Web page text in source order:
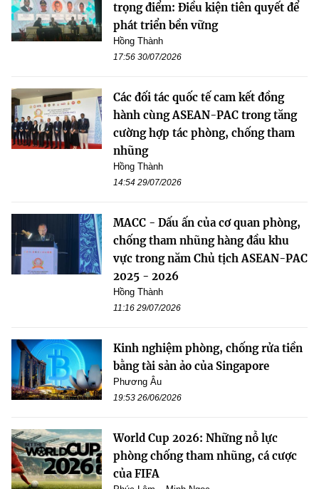
trọng điểm: Điều kiện tiên quyết để
phát triển bền vững
Hồng Thành
17:56 30/07/2026
Các đối tác quốc tế cam kết đồng
hành cùng ASEAN-PAC trong tăng
cường hợp tác phòng, chống tham
nhũng
Hồng Thành
14:54 29/07/2026
MACC - Dấu ấn của cơ quan phòng,
chống tham nhũng hàng đầu khu
vực trong năm Chủ tịch ASEAN-PAC
2025 - 2026
Hồng Thành
11:16 29/07/2026
Kinh nghiệm phòng, chống rửa tiền
bằng tài sản ảo của Singapore
Phương Âu
19:53 26/06/2026
World Cup 2026: Những nỗ lực
phòng chống tham nhũng, cá cược
của FIFA